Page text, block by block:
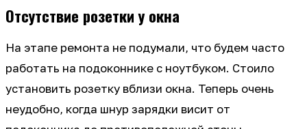
Отсутствие розетки у окна
На этапе ремонта не подумали, что будем часто
работать на подоконнике с ноутбуком. Стоило
установить розетку вблизи окна. Теперь очень
неудобно, когда шнур зарядки висит от